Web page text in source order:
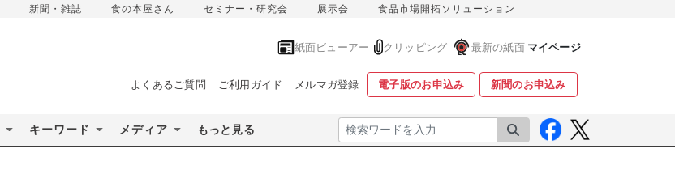
新聞・雑誌 食の本屋さん セミナー・研究会 展示会 食品市場開拓ソリューション
紙面ビューアー クリッピング 最新の紙面 マイページ
よくあるご質問 ご利用ガイド メルマガ登録 電子版のお申込み 新聞のお申込み
キーワード メディア もっと見る 検索